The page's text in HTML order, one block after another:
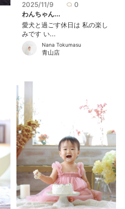
2025/11/9
0
わんちゃん...
愛犬と過ごす休日は 私の楽し
みです い...
Nana Tokumasu
青山店